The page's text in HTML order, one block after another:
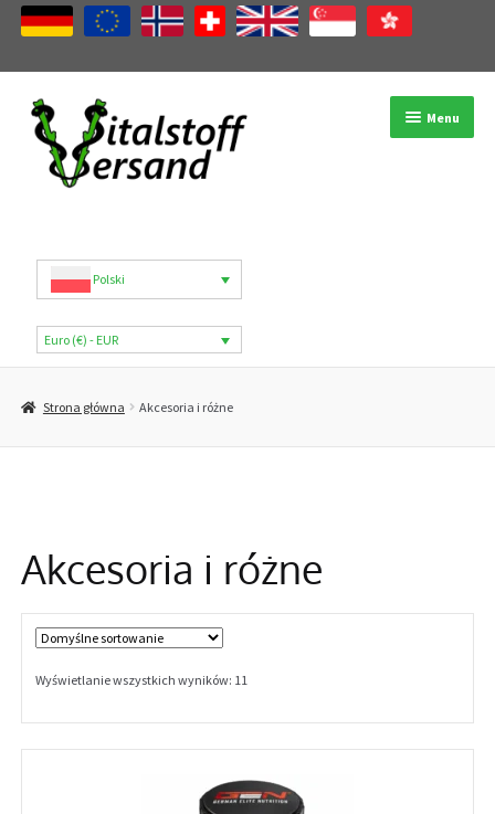
Przejdź
do
nawigacji
Przejdź
do
treści
Menu
Kategorie produktów
Marki
Polski
Euro (€) - EUR
Strona główna Akcesoria i różne
Akcesoria i różne
Wyświetlanie wszystkich wyników: 11